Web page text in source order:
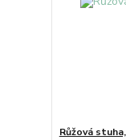
Růžová